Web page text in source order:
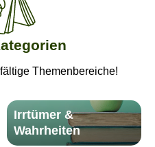
Themenbereiche!
Irrtümer &
Wahrheiten